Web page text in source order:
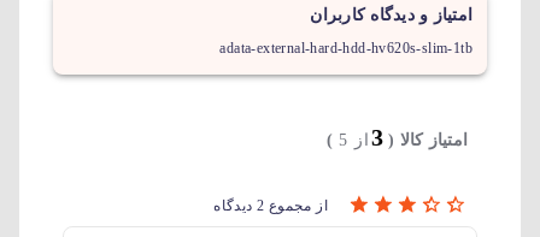
امتیاز و دیدگاه کاربران
adata-external-hard-hdd-hv620s-slim-1tb
امتیاز کالا (3 از 5 )
از مجموع 2 دیدگاه